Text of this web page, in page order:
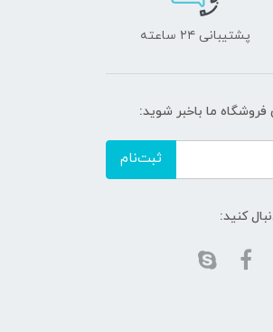
پشتیبانی ۲۴ ساعته
ما باخبر شوید:
ثبت‌نام
کنید: